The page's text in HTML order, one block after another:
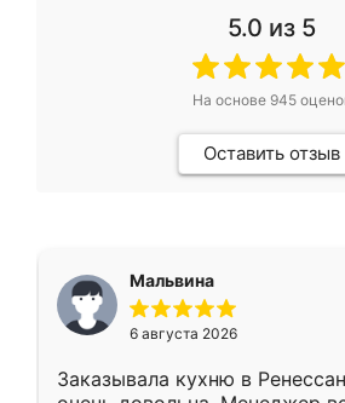
5.0 из 5
На основе 945
Оставить отзыв
Мальвина
6 августа 2026
Заказывала кухню в